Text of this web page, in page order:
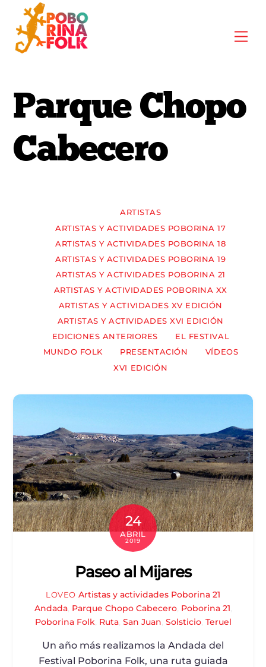
content
Parque Chopo
Cabecero
ARTISTAS
ARTISTAS Y ACTIVIDADES POBORINA 17
ARTISTAS Y ACTIVIDADES POBORINA 18
ARTISTAS Y ACTIVIDADES POBORINA 19
ARTISTAS Y ACTIVIDADES POBORINA 21
ARTISTAS Y ACTIVIDADES POBORINA XX
ARTISTAS Y ACTIVIDADES XV EDICIÓN
ARTISTAS Y ACTIVIDADES XVI EDICIÓN
EDICIONES ANTERIORES
EL FESTIVAL
MUNDO FOLK
PRESENTACIÓN
VÍDEOS
XVI EDICIÓN
24
ABRIL
2019
Paseo al Mijares
LOVEO Artistas y actividades Poborina 21
Andada, Parque Chopo Cabecero, Poborina 21
Poborina Folk, Ruta, San Juan Solsticio, Teruel
Un año más realizamos la Andada del
Festival Poborina Folk, una ruta guiada